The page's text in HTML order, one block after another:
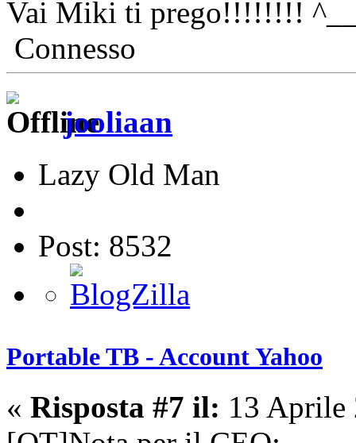
Vai Miki ti prego!!!!!!!!
Connesso
jooliaan
Lazy Old Man
Post: 8532
Portable TB - Account Yahoo
« Risposta #7 il: 13 Aprile